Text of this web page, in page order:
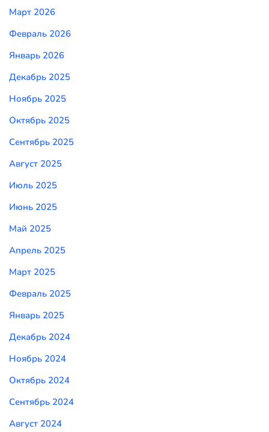
Март 2026
Февраль 2026
Январь 2026
Декабрь 2025
Ноябрь 2025
Октябрь 2025
Сентябрь 2025
Август 2025
Июль 2025
Июнь 2025
Май 2025
Апрель 2025
Март 2025
Февраль 2025
Январь 2025
Декабрь 2024
Ноябрь 2024
Октябрь 2024
Сентябрь 2024
Август 2024